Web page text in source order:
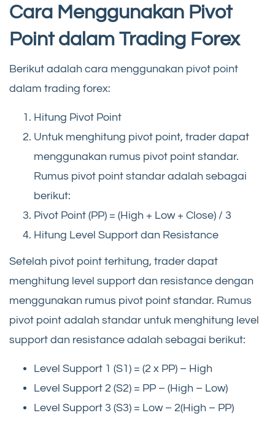
Cara Menggunakan Pivot
Point dalam Trading Forex
Berikut adalah cara menggunakan pivot point
dalam trading forex:
Hitung Pivot Point
Untuk menghitung pivot point, trader dapat
menggunakan rumus pivot point standar.
Rumus pivot point standar adalah sebagai
berikut:
Pivot Point (PP) = (High + Low + Close) / 3
Hitung Level Support dan Resistance
Setelah pivot point terhitung, trader dapat
menghitung level support dan resistance dengan
menggunakan rumus pivot point standar. Rumus
pivot point adalah standar untuk menghitung level
support dan resistance adalah sebagai berikut:
Level Support 1 (S1) = (2 x PP) – High
Level Support 2 (S2) = PP – (High – Low)
Level Support 3 (S3) = Low – 2(High – PP)